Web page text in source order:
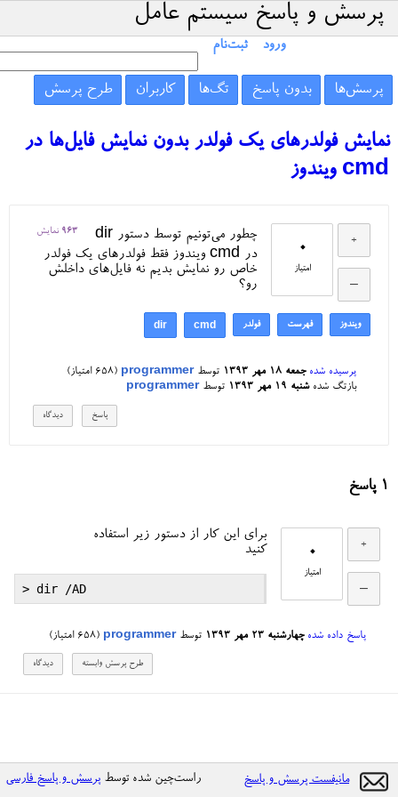
پرسش و پاسخ سیستم عامل
ورود ثبت‌نام
پرسش‌ها بدون پاسخ تگ‌ها کاربران طرح پرسش
نمایش فولدرهای یک فولدر بدون نمایش فایل‌ها در
cmd ویندوز
0
امتیاز
963 نمایش
چطور می‌تونیم توسط دستور dir
در cmd ویندوز فقط فولدرهای یک فولدر
خاص رو نمایش بدیم نه فایل‌های داخلش
رو؟
ویندوز فهرست فولدر cmd
dir
پرسیده شده جمعه ۱۸ مهر ۱۳۹۳ توسطprogrammer
(
658 امتیاز)
بازتگ شده شنبه ۱۹ مهر ۱۳۹۳ توسطprogrammer
1 پاسخ
0
امتیاز
برای این کار از دستور زیر استفاده
کنید
پاسخ داده شده چهارشنبه ۲۳ مهر ۱۳۹۳ توسطprogrammer
(
658 امتیاز)
مانیفست پرسش و پاسخ راست‌چین شده توسط پرسش و پاسخ فارسی